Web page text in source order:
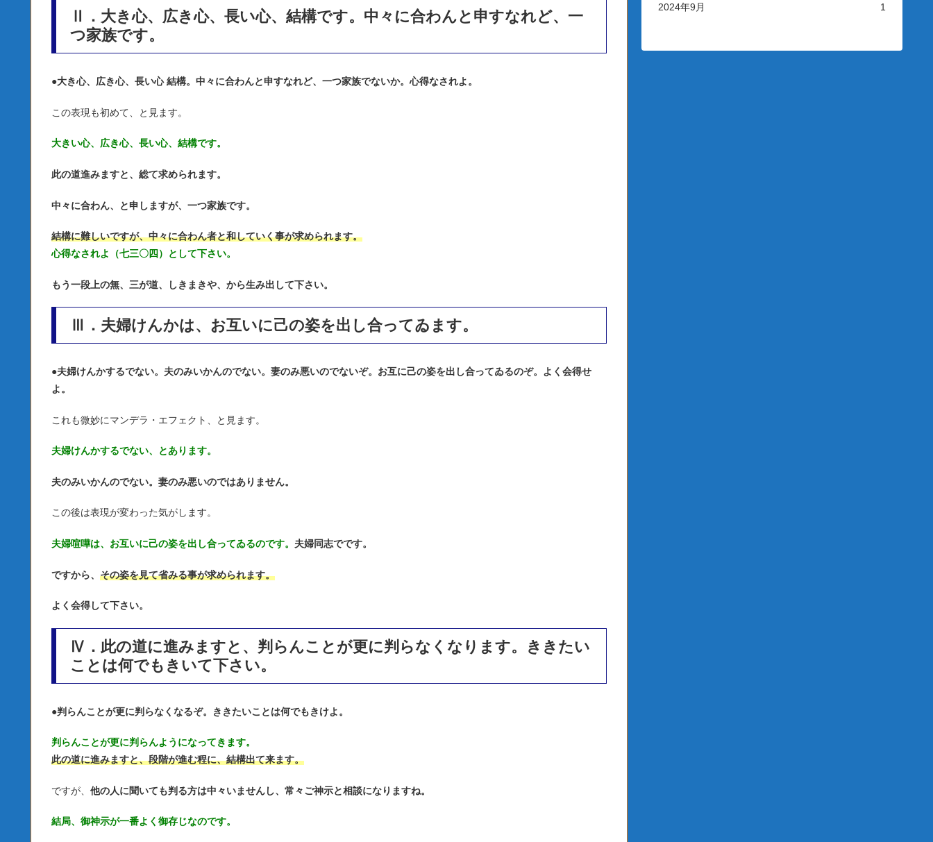
Ⅱ．大き心、広き心、長い心、結構です。中々に合わんと申すなれど、一
つ家族です。
●大き心、広き心、長い心 結構。中々に合わんと申すなれど、一つ家族でないか。心得なされよ。
この表現も初めて、と見ます。
大きい心、広き心、長い心、結構です。
此の道進みますと、総て求められます。
中々に合わん、と申しますが、一つ家族です。
結構に難しいですが、中々に合わん者と和していく事が求められます。
心得なされよ（七三〇四）として下さい。
もう一段上の無、三が道、しきまきや、から生み出して下さい。
Ⅲ．夫婦けんかは、お互いに己の姿を出し合ってゐます。
●夫婦けんかするでない。夫のみいかんのでない。妻のみ悪いのでないぞ。お互に己の姿を出し合ってゐるのぞ。よく会得せ
よ。
これも微妙にマンデラ・エフェクト、と見ます。
夫婦けんかするでない、とあります。
夫のみいかんのでない。妻のみ悪いのではありません。
この後は表現が変わった気がします。
夫婦喧嘩は、お互いに己の姿を出し合ってゐるのです。 夫婦同志でです。
ですから、 その姿を見て省みる事が求められます。
よく会得して下さい。
Ⅳ．此の道に進みますと、判らんことが更に判らなくなります。ききたい
ことは何でもきいて下さい。
●判らんことが更に判らなくなるぞ。ききたいことは何でもきけよ。
判らんことが更に判らんようになってきます。
此の道に進みますと、段階が進む程に、結構出て来ます。
ですが、 他の人に聞いても判る方は中々いませんし、常々ご神示と相談になりますね。
結局、御神示が一番よく御存じなのです。
2024年9月 1